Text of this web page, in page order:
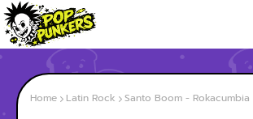
Home Latin Rock Santo Boom - Rokacumbia